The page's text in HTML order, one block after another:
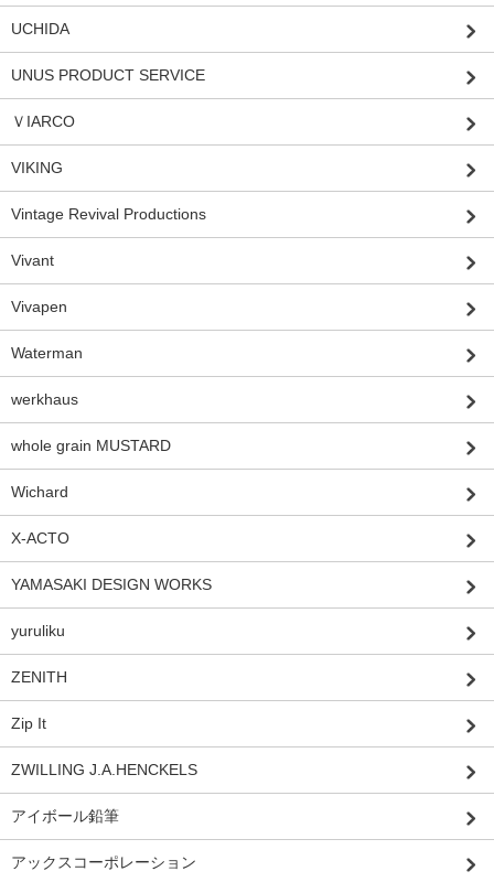
UCHIDA
UNUS PRODUCT SERVICE
ＶIARCO
VIKING
Vintage Revival Productions
Vivant
Vivapen
Waterman
werkhaus
whole grain MUSTARD
Wichard
X-ACTO
YAMASAKI DESIGN WORKS
yuruliku
ZENITH
Zip It
ZWILLING J.A.HENCKELS
アイボール鉛筆
アックスコーポレーション